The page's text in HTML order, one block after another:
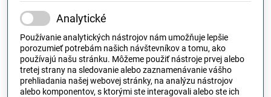
Analytické
Používanie analytických nástrojov nám umožňuje lepšie
porozumieť potrebám našich návštevníkov a tomu, ako
používajú našu stránku. Môžeme použiť nástroje prvej alebo
tretej strany na sledovanie alebo zaznamenávanie vášho
prehliadania našej webovej stránky, na analýzu nástrojov
alebo komponentov, s ktorými ste interagovali alebo ste ich